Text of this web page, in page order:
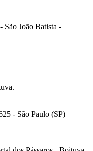
São João Batista -
- São Paulo (SP)